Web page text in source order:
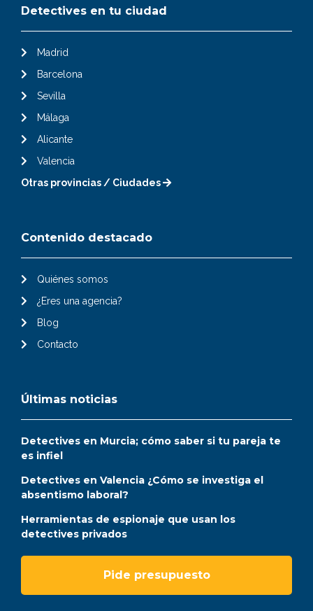
Detectives en tu ciudad
Madrid
Barcelona
Sevilla
Málaga
Alicante
Valencia
Otras provincias / Ciudades
Contenido destacado
Quiénes somos
¿Eres una agencia?
Blog
Contacto
Últimas noticias
Detectives en Murcia; cómo saber si tu pareja te
es infiel
Detectives en Valencia ¿Cómo se investiga el
absentismo laboral?
Herramientas de espionaje que usan los
detectives privados
Pide presupuesto